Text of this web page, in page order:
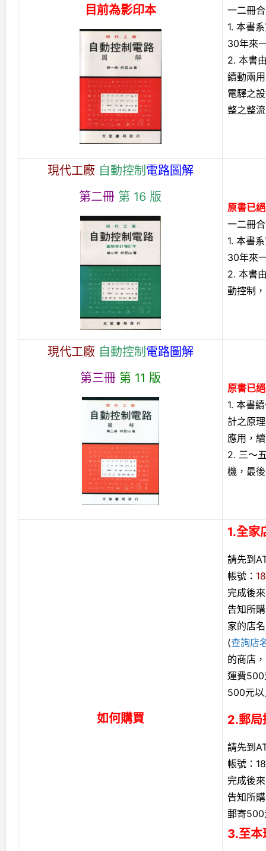
目前為影印本
一二冊
1. 本書
30年來
2. 本書
續動兩
電驛之
整之整
現代工廠 自動控制 電路圖解
第二冊 第 16 版
原書已
一二冊
1. 本書
30年來
2. 本書
動控制
現代工廠 自動控制 電路圖解
第三冊 第 11 版
原書已
1. 本書
計之原
應用，
2. 三～
機，最
如何購買
1.全家
請先到
帳號：
完成後
告知所
家的店名
(查詢店
的商店
運費500
500元
2.郵局
請先到
帳號：
完成後
告知所
郵寄500
3.至本